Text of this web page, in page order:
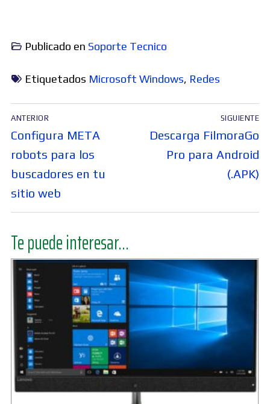
Publicado en Soporte Tecnico
Etiquetados Microsoft Windows, Redes
Navegación
de
entradas
ANTERIOR
Entrada
anterior:
Configura META
robots para los
buscadores en tu
sitio web
SIGUIENTE
Entrada
siguiente:
Descarga FilmoraGo
Pro para Android
(.APK)
Te puede interesar...